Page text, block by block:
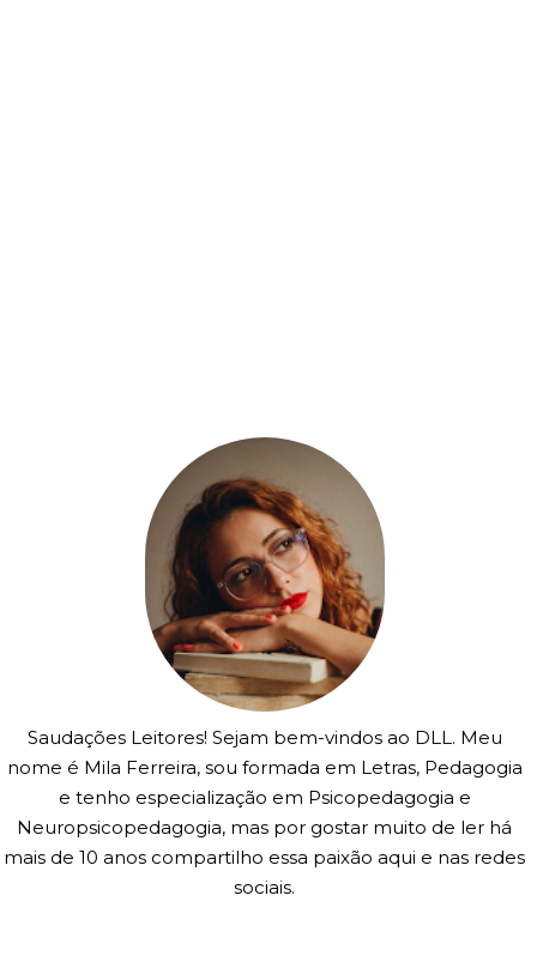
Saudações Leitores! Sejam bem-vindos ao DLL. Meu
nome é Mila Ferreira, sou formada em Letras, Pedagogia
e tenho especialização em Psicopedagogia e
Neuropsicopedagogia, mas por gostar muito de ler há
mais de 10 anos compartilho essa paixão aqui e nas redes
sociais.